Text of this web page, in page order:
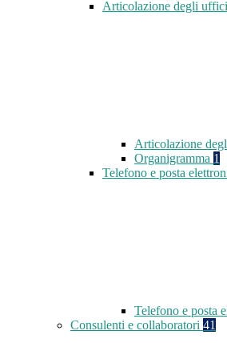
Articolazione degli uffici
Articolazione
Organigramma 1
Telefono e posta
Telefono e posta
Consulenti e collaboratori 41